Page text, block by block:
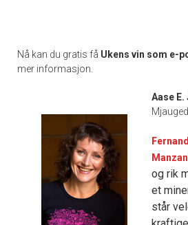
Nå kan du gratis få Ukens vin som e-
mer informasjon.
Aase
og rik
et
står